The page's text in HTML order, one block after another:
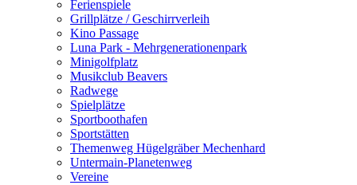
Ferienspiele
Grillplätze / Geschirrverleih
Kino Passage
Luna Park - Mehrgenerationenpark
Minigolfplatz
Musikclub Beavers
Radwege
Spielplätze
Sportboothafen
Sportstätten
Themenweg Hügelgräber Mechenhard
Untermain-Planetenweg
Vereine